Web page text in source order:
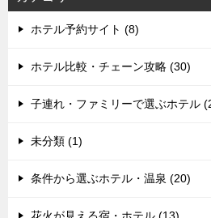
ホテル予約サイト (8)
ホテル比較・チェーン攻略 (30)
子連れ・ファミリーで選ぶホテル
未分類 (1)
条件から選ぶホテル・温泉 (20)